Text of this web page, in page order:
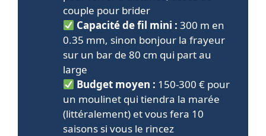
couple pour brider
Capacité de fil mini : 300 m en
0.35 mm, sinon bonjour la frayeur
sur un bar de 80 cm qui part au
large
Budget moyen : 150-300 € pour
un moulinet qui tiendra la marée
(littéralement) et vous fera 10
saisons si vous le rincez